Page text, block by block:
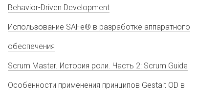
Behavior-Driven Development
Использование SAFe® в разработке аппаратного
обеспечения
Scrum Master. История роли. Часть 2: Scrum Guide
Особенности применения принципов Gestalt OD в